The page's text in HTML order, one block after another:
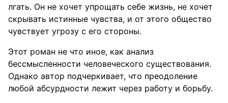
лгать. Он не хочет упрощать себе жизнь, не хочет
скрывать истинные чувства, и от этого общество
чувствует угрозу с его стороны.
Этот роман не что иное, как анализ
бессмысленности человеческого существования.
Однако автор подчеркивает, что преодоление
любой абсурдности лежит через работу и борьбу.